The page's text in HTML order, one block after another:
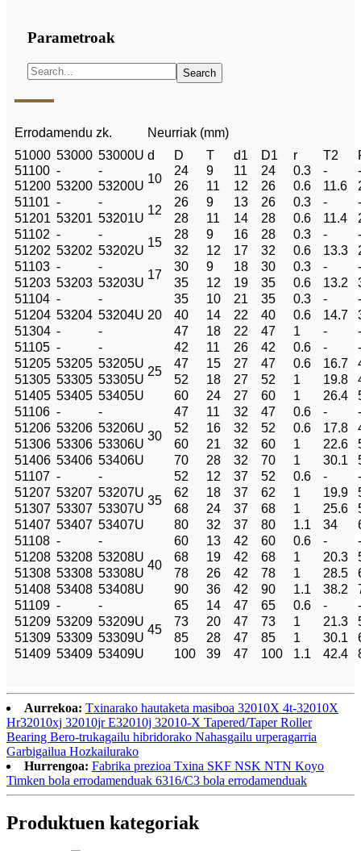
Parametroak
Errodamendu zk.
Neurriak (mm)
51000 53000 53000U d D T d1 D1 r T2
51100 - -
10
24 9 11 24 0.3 -
-
51200 53200 53200U 26 11 12 26 0.6 11.6
51101 - -
12
26 9 13 26 0.3 -
-
51201 53201 53201U 28 11 14 28 0.6 11.4
51102 - -
15
28 9 16 28 0.3 -
-
51202 53202 53202U 32 12 17 32 0.6 13.3
51103 - -
17
30 9 18 30 0.3 -
-
51203 53203 53203U 35 12 19 35 0.6 13.2
51104 -
-
20
35 10 21 35 0.3 -
-
51204 53204 53204U 40 14 22 40 0.6 14.7
51304 - - 47 18 22 47 1 -
-
51105 -
-
25
42 11 26 42 0.6 -
-
51205 53205 53205U 47 15 27 47 0.6 16.7
51305 53305 53305U 52 18 27 52 1 19.8
51405 53405 53405U 60 24 27 60 1 26.4
51106 -
-
30
47 11 32 47 0.6 -
-
51206 53206 53206U 52 16 32 52 0.6 17.8
51306 53306 53306U 60 21 32 60 1 22.6
51406 53406 53406U 70 28 32 70 1 30.1
51107 -
-
35
52 12 37 52 0.6 -
-
51207 53207 53207U 62 18 37 62 1 19.9
51307 53307 53307U 68 24 37 68 1 25.6
51407 53407 53407U 80 32 37 80 1.1 34
51108 -
-
40
60 13 42 60 0.6 -
-
51208 53208 53208U 68 19 42 68 1 20.3
51308 53308 53308U 78 26 42 78 1 28.5
51408 53408 53408U 90 36 42 90 1.1 38.2
51109 -
-
45
65 14 47 65 0.6 -
-
51209 53209 53209U 73 20 47 73 1 21.3
51309 53309 53309U 85 28 47 85 1 30.1
51409 53409 53409U 100 39 47 100 1.1 42.4
Aurrekoa: Txinarako hautaketa masiboa 32010X 4t-32010X
Hr32010xj 32010jr E32010j 32010-X Tapered/Taper Roller
Bearing Bero-trukagailu hibridorako Nahasgailu urperagarria
Garbigailua Hozkailurako
Hurrengoa: Fabrika prezioa Txina SKF NSK NTN Koyo
Timken bola errodamenduak 6316/C3 bola errodamenduak
Produktuen kategoriak